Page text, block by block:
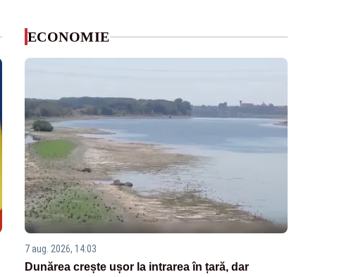
ECONOMIE
7 aug. 2026, 14:03
Dunărea crește ușor la intrarea în țară, dar